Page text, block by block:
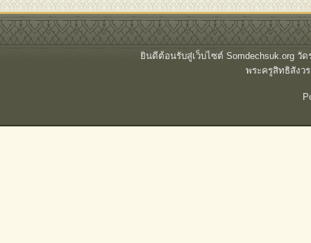
ยินดีต้อนรับสู่เว็บไซต์ Somdechsuk.org วั
พระครูสิทธิสัง